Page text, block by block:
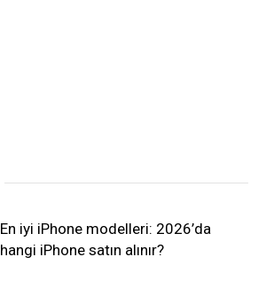
En iyi iPhone modelleri: 2026’da
hangi iPhone satın alınır?